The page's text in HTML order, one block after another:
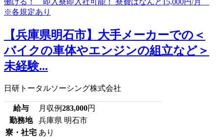
【兵庫県明石市】大手メーカーでの＜
バイクの車体やエンジンの組立など＞
未経験...
日研トータルソーシング株式会社
給与 月収例283,000円
勤務地
兵庫県 明石市
寮・社宅 あり